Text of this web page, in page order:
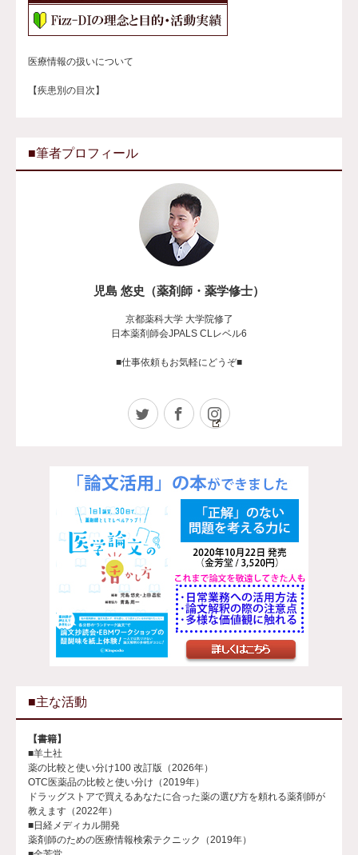
医療情報の扱いについて
【疾患別の目次】
■筆者プロフィール
児島 悠史（薬剤師・薬学修士）
京都薬科大学 大学院修了
日本薬剤師会JPALS CLレベル6
■仕事依頼もお気軽にどうぞ■
Twitter Facebook
■主な活動
【書籍】
■羊土社
薬の比較と使い分け100 改訂版（2026年）
OTC医薬品の比較と使い分け（2019年）
ドラッグストアで買えるあなたに合った薬の選び方を頼れる薬剤師が
教えます（2022年）
■日経メディカル開発
薬剤師のための医療情報検索テクニック（2019年）